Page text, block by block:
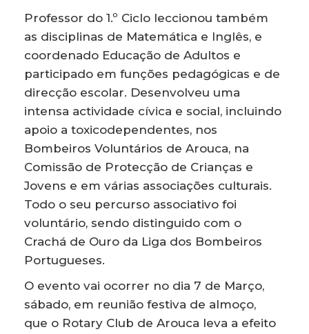
Professor do 1.º Ciclo leccionou também
as disciplinas de Matemática e Inglês, e
coordenado Educação de Adultos e
participado em funções pedagógicas e de
direcção escolar. Desenvolveu uma
intensa actividade cívica e social, incluindo
apoio a toxicodependentes, nos
Bombeiros Voluntários de Arouca, na
Comissão de Protecção de Crianças e
Jovens e em várias associações culturais.
Todo o seu percurso associativo foi
voluntário, sendo distinguido com o
Crachá de Ouro da Liga dos Bombeiros
Portugueses.
O evento vai ocorrer no dia 7 de Março,
sábado, em reunião festiva de almoço,
que o Rotary Club de Arouca leva a efeito